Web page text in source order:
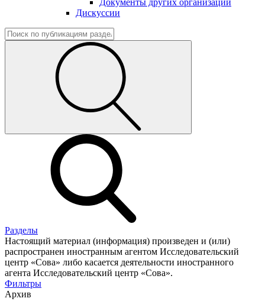
Документы других организаций
Дискуссии
Разделы
Настоящий материал (информация) произведен и (или)
распространен иностранным агентом Исследовательский
центр «Сова» либо касается деятельности иностранного
агента Исследовательский центр «Сова».
Фильтры
Архив